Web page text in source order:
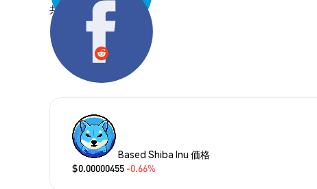
共有する:
Based Shiba Inu 価格
$0.00000455 -0.66%